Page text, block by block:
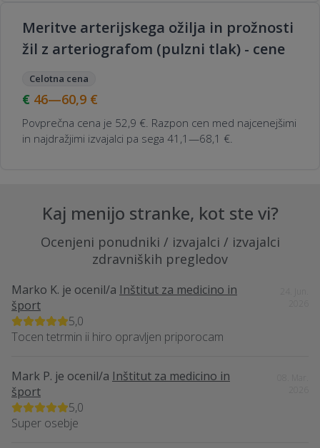
Meritve arterijskega ožilja in prožnosti
žil z arteriografom (pulzni tlak) - cene
Celotna cena
46—60,9 €
Povprečna cena je 52,9 €. Razpon cen med najcenejšimi
in najdražjimi izvajalci pa sega 41,1—68,1 €.
Kaj menijo stranke, kot ste vi?
Ocenjeni ponudniki / izvajalci / izvajalci
zdravniških pregledov
Marko K. je ocenil/a Inštitut za medicino in
šport
5,0
Tocen tetrmin ii hiro opravljen priporocam
Mark P. je ocenil/a Inštitut za medicino in
šport
5,0
Super osebje